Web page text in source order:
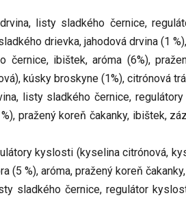
listy sladkého černice,
drievka, jahodová drvina (1
černice, ibištek, aróma (6%),
kúsky broskyne (1%), citrónová
listy sladkého černice,
pražený koreň čakanky, ibištek,
kyslosti (kyselina citrónová,
(5 %), aróma, pražený koreň
sladkého černice, regulátor